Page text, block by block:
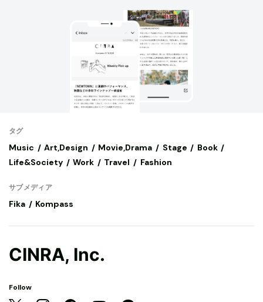
タグ
Music Art,Design Movie,Drama Stage
Book
Life&Society
Work Travel Fashion
サブメディア
Fika Kompass
CINRA, Inc.
Follow